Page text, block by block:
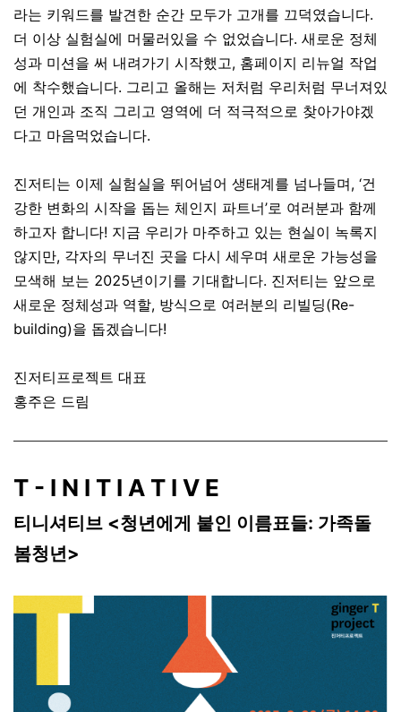
라는 키워드를 발견한 순간 모두가 고개를 끄덕였습니다.
더 이상 실험실에 머물러있을 수 없었습니다. 새로운 정체
성과 미션을 써 내려가기 시작했고, 홈페이지 리뉴얼 작업
에 착수했습니다. 그리고 올해는 저처럼 우리처럼 무너져있
던 개인과 조직 그리고 영역에 더 적극적으로 찾아가야겠
다고 마음먹었습니다.
진저티는 이제 실험실을 뛰어넘어 생태계를 넘나들며, ‘건
강한 변화의 시작을 돕는 체인지 파트너’로 여러분과 함께
하고자 합니다! 지금 우리가 마주하고 있는 현실이 녹록지
않지만, 각자의 무너진 곳을 다시 세우며 새로운 가능성을
모색해 보는 2025년이기를 기대합니다. 진저티는 앞으로
새로운 정체성과 역할, 방식으로 여러분의 리빌딩(Re-
building)을 돕겠습니다!
진저티프로젝트 대표
홍주은 드림
T - I N I T I A T I V E
티니셔티브 <청년에게 붙인 이름표들: 가족돌
봄청년>